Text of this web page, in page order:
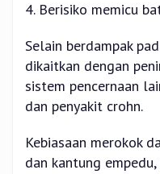
4. Berisiko memicu
Selain berdampak
dikaitkan dengan
sistem pencernaan
dan penyakit crohn.
Kebiasaan merokok
dan kantung